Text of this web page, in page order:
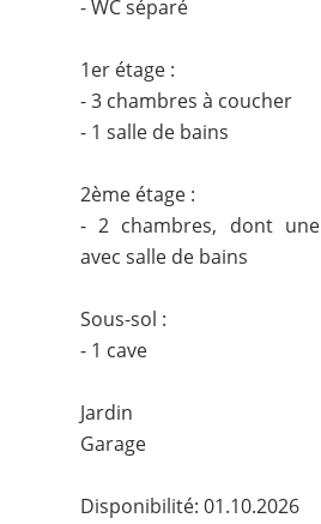
- WC séparé
1er étage :
- 3 chambres à coucher
- 1 salle de bains
2ème étage :
- 2 chambres, dont une
avec salle de bains
Sous-sol :
- 1 cave
Jardin
Garage
Disponibilité: 01.10.2026